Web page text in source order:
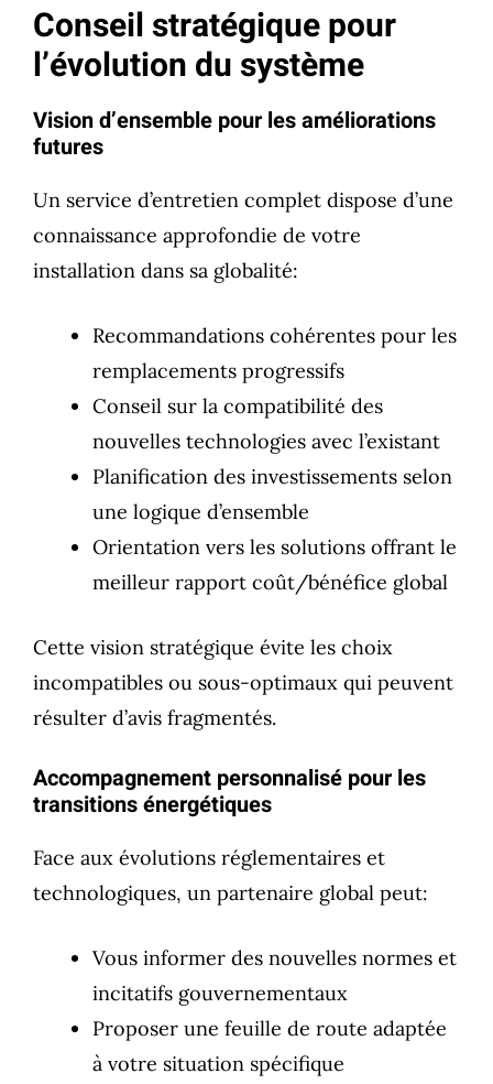
Conseil stratégique pour
l’évolution du système
Vision d’ensemble pour les améliorations
futures
Un service d’entretien complet dispose d’une
connaissance approfondie de votre
installation dans sa globalité:
Recommandations cohérentes pour les
remplacements progressifs
Conseil sur la compatibilité des
nouvelles technologies avec l’existant
Planification des investissements selon
une logique d’ensemble
Orientation vers les solutions offrant le
meilleur rapport coût/bénéfice global
Cette vision stratégique évite les choix
incompatibles ou sous-optimaux qui peuvent
résulter d’avis fragmentés.
Accompagnement personnalisé pour les
transitions énergétiques
Face aux évolutions réglementaires et
technologiques, un partenaire global peut:
Vous informer des nouvelles normes et
incitatifs gouvernementaux
Proposer une feuille de route adaptée
à votre situation spécifique